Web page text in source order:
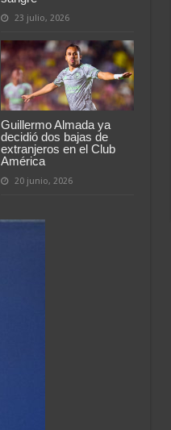
23 julio, 2026
Guillermo Almada ya
decidió dos bajas de
extranjeros en el Club
América
20 junio, 2026